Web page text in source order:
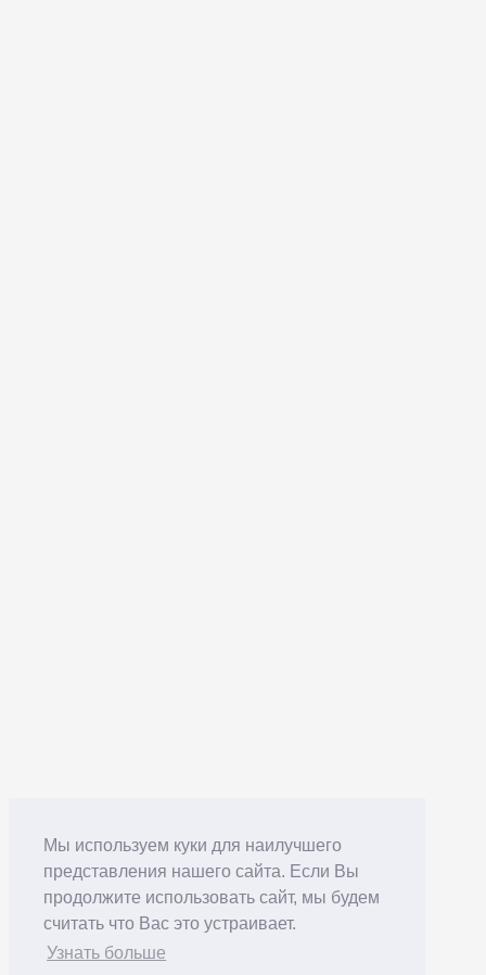
Мы используем куки для наилучшего
представления нашего сайта. Если Вы
продолжите использовать сайт, мы будем
считать что Вас это устраивает.
Узнать больше